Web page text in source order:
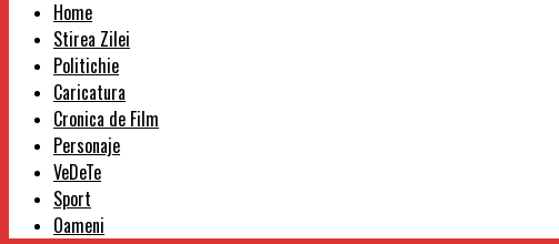
Home
Stirea Zilei
Politichie
Caricatura
Cronica de Film
Personaje
VeDeTe
Sport
Oameni